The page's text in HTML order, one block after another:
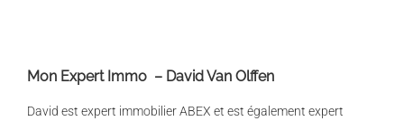
Mon Expert Immo – David Van Olffen
David est expert immobilier ABEX et est également expert